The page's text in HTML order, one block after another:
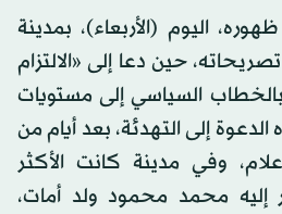
اليوم (الأربعاء)، بمدينة
حين دعا إلى «الالتزام
بالخطاب السياسي إلى مستويات
إلى التهدئة، بعد أيام من
وفي مدينة كانت الأكثر
إليه محمد محمود ولد أمات،